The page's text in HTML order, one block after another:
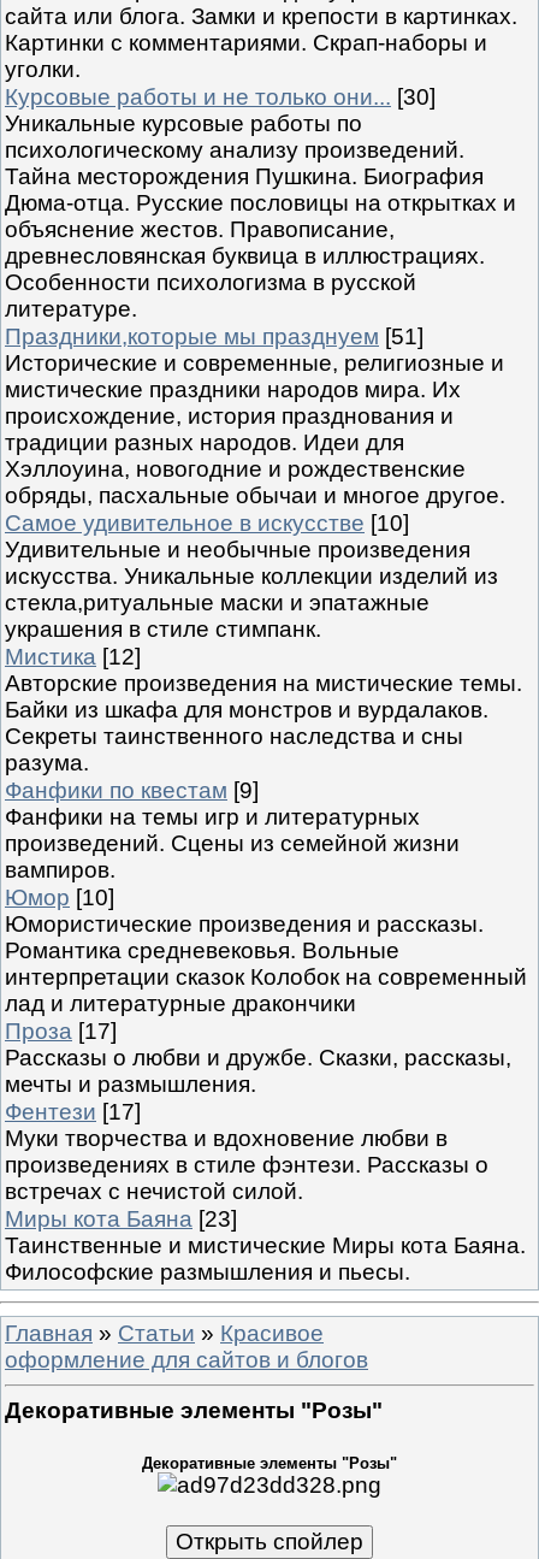
сайта или блога. Замки и крепости в картинках.
Картинки с комментариями. Скрап-наборы и
уголки.
Курсовые работы и не только они... [30]
Уникальные курсовые работы по
психологическому анализу произведений.
Тайна месторождения Пушкина. Биография
Дюма-отца. Русские пословицы на открытках и
объяснение жестов. Правописание,
древнесловянская буквица в иллюстрациях.
Особенности психологизма в русской
литературе.
Праздники,которые мы празднуем [51]
Исторические и современные, религиозные и
мистические праздники народов мира. Их
происхождение, история празднования и
традиции разных народов. Идеи для
Хэллоуина, новогодние и рождественские
обряды, пасхальные обычаи и многое другое.
Самое удивительное в искусстве [10]
Удивительные и необычные произведения
искусства. Уникальные коллекции изделий из
стекла,ритуальные маски и эпатажные
украшения в стиле стимпанк.
Мистика [12]
Авторские произведения на мистические темы.
Байки из шкафа для монстров и вурдалаков.
Секреты таинственного наследства и сны
разума.
Фанфики по квестам [9]
Фанфики на темы игр и литературных
произведений. Сцены из семейной жизни
вампиров.
Юмор [10]
Юмористические произведения и рассказы.
Романтика средневековья. Вольные
интерпретации сказок Колобок на современный
лад и литературные дракончики
Проза [17]
Рассказы о любви и дружбе. Сказки, рассказы,
мечты и размышления.
Фентези [17]
Муки творчества и вдохновение любви в
произведениях в стиле фэнтези. Рассказы о
встречах с нечистой силой.
Миры кота Баяна [23]
Таинственные и мистические Миры кота Баяна.
Философские размышления и пьесы.
Главная » Статьи » Красивое
оформление для сайтов и блогов
Декоративные элементы "Розы"
Декоративные элементы "Розы"